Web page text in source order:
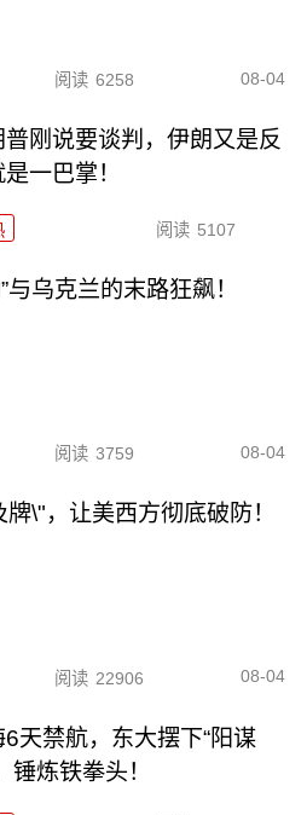
阅读 6258 08-04
普刚说要谈判，伊朗又是反
一巴掌！
阅读 5107
乌克兰的末路狂飙！
阅读 3759 08-04
\"，让美西方彻底破防！
阅读 22906 08-04
6天禁航，东大摆下“阳谋
锤炼铁拳头！